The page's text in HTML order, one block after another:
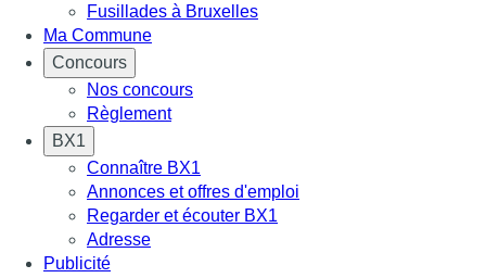
Fusillades à Bruxelles
Ma Commune
Concours
Nos concours
Règlement
BX1
Connaître BX1
Annonces et offres d'emploi
Regarder et écouter BX1
Adresse
Publicité